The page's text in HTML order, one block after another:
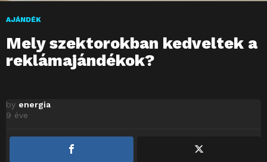
AJÁNDÉK
Mely szektorokban kedveltek a
reklámajándékok?
by energia
9 éve